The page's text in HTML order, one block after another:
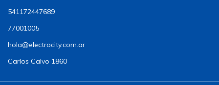
541172447689
77001005
hola@electrocity.com.ar
Carlos Calvo 1860